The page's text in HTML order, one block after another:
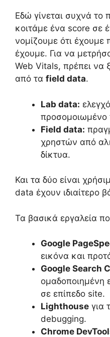
Εδώ γίνεται συχνά το
κοιτάμε ένα score σε
νομίζουμε ότι έχουμε
έχουμε. Για να
Web Vitals, πρέπει να
από τα field data.
Lab data:
προσομοιωμένο
Field data:
χρηστών από
δίκτυα.
Και τα δύο είναι
data έχουν ιδιαίτερο
Τα βασικά εργαλεία
Google
εικόνα και
Google Search
ομαδοποιημένη
σε επίπεδο site.
Lighthouse για
debugging.
Chrome